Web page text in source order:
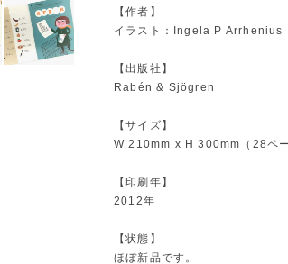
【作者】
イラスト：Ingela P Arrhenius
【出版社】
Rabén & Sjögren
【サイズ】
W 210mm x H 300mm（28ペー
【印刷年】
2012年
【状態】
ほぼ新品です。